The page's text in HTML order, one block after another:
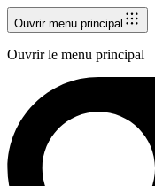
Ouvrir menu principal
Ouvrir le menu principal